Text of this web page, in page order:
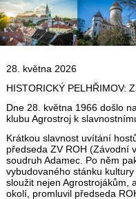
28. května 2026
HISTORICKÝ PELHŘIMOV:
Dne 28. května 1966 došlo
klubu Agrostroj k
Krátkou slavnost uvítání
předseda ZV ROH (Závodní
soudruh Adamec. Po něm
vybudovaného stánku
sloužit nejen Agrostrojákům,
okolí, promluvil předseda